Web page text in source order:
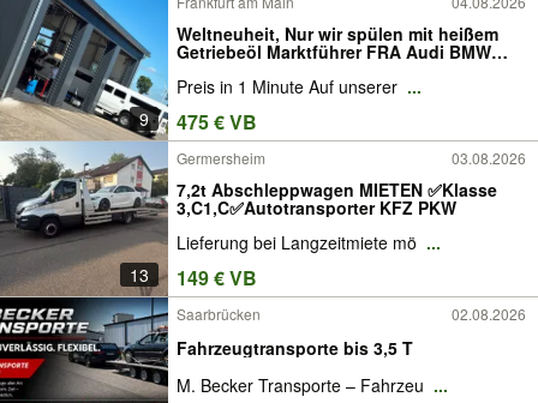
9
Weltneuheit, Nur wir spülen mit heißem
Getriebeöl Marktführer FRA Audi BMW
Getriebespülung Getriebeölspülung
Preis in 1 Minute Auf unserer ...
475 € VB
13
Germersheim 03.08.2026
7,2t Abschleppwagen MIETEN ✅Klasse
3,C1,C✅Autotransporter KFZ PKW
Lieferung bei Langzeitmiete mö ...
149 € VB
Saarbrücken 02.08.2026
Fahrzeugtransporte bis 3,5 T
M. Becker Transporte – Fahrzeu ...